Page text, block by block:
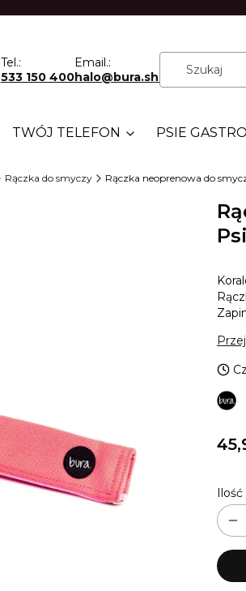
Tel.:
533 150 400
Email.:
halo@bura.shop
TWÓJ TELEFON PSIE GASTRO
Rączka do smyczy Rączka neoprenowa do
Ilość